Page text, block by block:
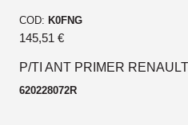
COD: K0FNG
145,51 €
P/TI ANT PRIMER
620228072R